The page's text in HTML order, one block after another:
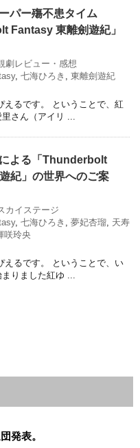
パー殤不患タイム
Fantasy 東離劍遊紀」
劇レビュー・感想
, 七海ひろき , 東離劍遊紀
えるです。 ということで、紅
さん（アイリ ...
よる「Thunderbolt
紀」の世界へのご案
カイステージ
, 七海ひろき , 夢妃杏瑠, 天寿
咲玲央
えるです。 ということで、い
りました紅ゆ ...
発表。